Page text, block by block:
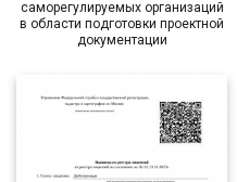
саморегулируемых организаций
в области подготовки проектной
документации